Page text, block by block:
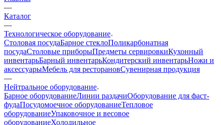
—
Каталог
—
Технологическое оборудование
Столовая посудаБарное стеклоПоликарбонатная
посудаСтоловые приборыПредметы сервировкиКухонный
инвентарьБарный инвентарьКондитерский инвентарьНожи и
аксессуарыМебель для ресторановСувенирная продукция
—
Нейтральное оборудование
Барное оборудованиеЛинии раздачиОборудование для фаст-
фудаПосудомоечное оборудованиеТепловое
оборудованиеУпаковочное и весовое
оборудованиеХолодильное